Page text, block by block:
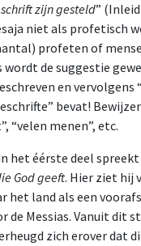
zijn gesteld”
niet als profetisch
profeten of
de suggestie
en vervolgens
bevat!
“velen menen”, etc.
het éérste deel
God geeft. Hier ziet hij
het land als een
de Messias. Vanuit dit
zich erover dat